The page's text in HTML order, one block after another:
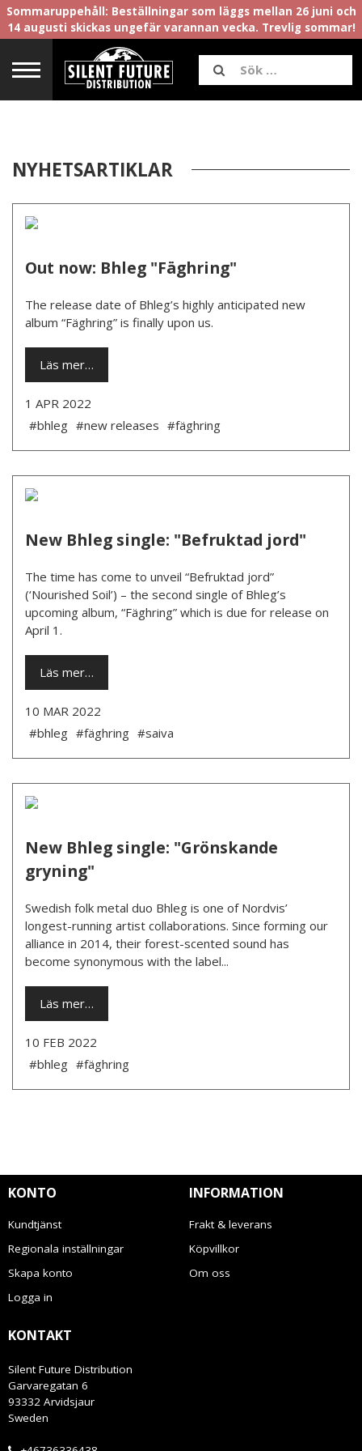
Sommaruppehåll: Beställningar som läggs mellan 26 juni och
14 augusti skickas ungefär varannan vecka. Trevlig sommar!
NYHETSARTIKLAR
Out now: Bhleg "Fäghring"
­The release date of Bhleg’s highly anticipated new
album “Fäghring” is finally upon us.
Läs mer…
1 APR 2022
#bhleg #new releases #fäghring
New Bhleg single: "Befruktad jord"
The time has come to unveil “Befruktad jord”
(‘Nourished Soil’) – the second single of Bhleg’s
upcoming album, “Fäghring” which is due for release on
April 1.
Läs mer…
10 MAR 2022
#bhleg #fäghring #saiva
New Bhleg single: "Grönskande
gryning"
­Swedish folk metal duo Bhleg is one of Nordvis’
longest-running artist collaborations. Since forming our
alliance in 2014, their forest-scented sound has
become synonymous with the label...
Läs mer…
10 FEB 2022
#bhleg #fäghring
KONTO
Kundtjänst
Regionala inställningar
Skapa konto
Logga in
INFORMATION
Frakt & leverans
Köpvillkor
Om oss
KONTAKT
Silent Future Distribution
Garvaregatan 6
93332 Arvidsjaur
Sweden